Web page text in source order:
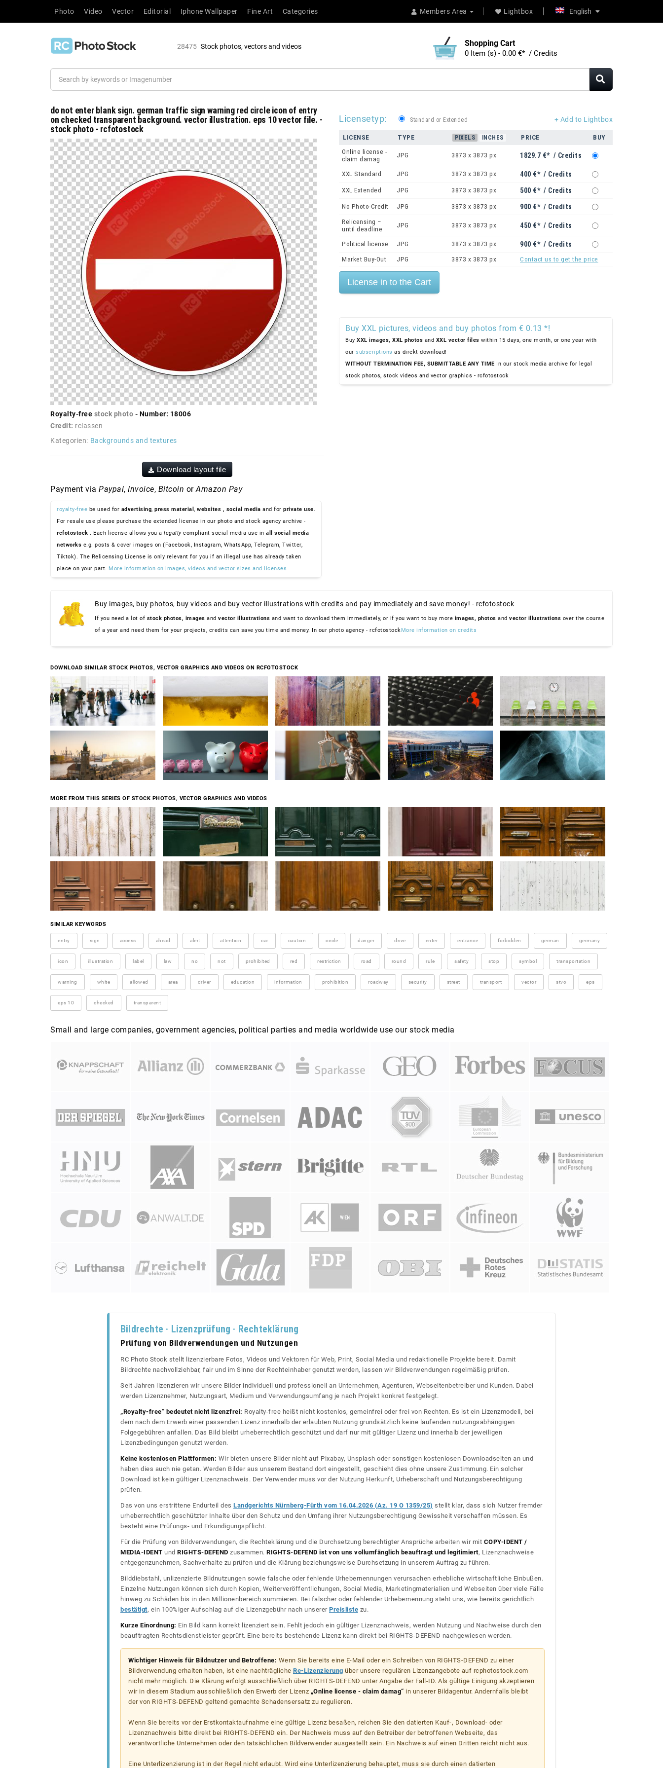
Members Area Lightbox English
Photo Video Vector Editorial Iphone Wallpaper Fine Art Categories
28475 Stock photos, vectors and videos Shopping Cart
0 Item (s) - 0.00 €* / Credits
do not enter blank sign. german traffic sign warning red circle icon of entry
on checked transparent background. vector illustration. eps 10 vector file. -
stock photo - rcfotostock
Royalty-free stock photo - Number: 18006
Credit: rclassen
Kategorien: Backgrounds and textures
Download layout file
Payment via Paypal, Invoice, Bitcoin or Amazon Pay
royalty-free be used for advertising, press material , websites , social media and for private use.
For resale use please purchase the extended license in our photo and stock agency archive -
rcfotostock . Each license allows you a legallycompliant social media use in all social media
networks e.g. posts & cover images on (Facebook, Instagram, WhatsApp, Telegram, Twitter,
Tiktok). The Relicensing License is only relevant for you if an illegal use has already taken
place on your part. More information on images, videos and vector sizes and licenses
+ Add to Lightbox
Licensetyp: Standard or Extended
LICENSE TYPE PIXELS INCHES PRICE
BUY
Online license -
claim damag
JPG 3873 x 3873 px 1829.7 €* / Credits
XXL Standard JPG 3873 x 3873 px 400 €* / Credits
XXL Extended JPG 3873 x 3873 px 500 €* / Credits
No Photo-Credit JPG 3873 x 3873 px 900 €* / Credits
Relicensing –
until deadline
JPG 3873 x 3873 px 450 €* / Credits
Political license JPG 3873 x 3873 px 900 €* / Credits
Market Buy-Out JPG 3873 x 3873 px Contact us to get the price
Buy XXL pictures, videos and buy photos from € 0.13 *!
Buy XXL images, XXL photos and XXL vector files within 15 days, one month, or one year with
our subscriptions as direkt download!
WITHOUT TERMINATION FEE, SUBMITTABLE ANY TIME In our stock media archive for legal
stock photos, stock videos and vector graphics - rcfotostock
Buy images, buy photos, buy videos and buy vector illustrations with credits and pay immediately and save money! - rcfotostock
If you need a lot of stock photos, images and vector illustrations and want to download them immediately, or if you want to buy more images, photos and vector illustrations over the course
of a year and need them for your projects, credits can save you time and money. In our photo agency - rcfotostockMore information on credits
DOWNLOAD SIMILAR STOCK PHOTOS, VECTOR GRAPHICS AND VIDEOS ON RCFOTOSTOCK
MORE FROM THIS SERIES OF STOCK PHOTOS, VECTOR GRAPHICS AND VIDEOS
SIMILAR KEYWORDS
entry sign access ahead alert attention car caution circle danger drive enter entrance forbidden german germany
icon illustration label law no not prohibited red restriction road round rule safety stop symbol transportation
warning white allowed area driver education information prohibition roadway security street transport vector stvo eps
eps 10 checked transparent
Small and large companies, government agencies, political parties and media worldwide use our stock media
Bildrechte · Lizenzprüfung · Rechteklärung
Prüfung von Bildverwendungen und Nutzungen
RC Photo Stock stellt lizenzierbare Fotos, Videos und Vektoren für Web, Print, Social Media und redaktionelle Projekte bereit. Damit
Bildrechte nachvollziehbar, fair und im Sinne der Rechteinhaber genutzt werden, lassen wir Bildverwendungen regelmäßig prüfen.
Seit Jahren lizenzieren wir unsere Bilder individuell und professionell an Unternehmen, Agenturen, Webseitenbetreiber und Kunden. Dabei
werden Lizenznehmer, Nutzungsart, Medium und Verwendungsumfang je nach Projekt konkret festgelegt.
„Royalty-free“ bedeutet nicht lizenzfrei: Royalty-free heißt nicht kostenlos, gemeinfrei oder frei von Rechten. Es ist ein Lizenzmodell, bei
dem nach dem Erwerb einer passenden Lizenz innerhalb der erlaubten Nutzung grundsätzlich keine laufenden nutzungsabhängigen
Folgegebühren anfallen. Das Bild bleibt urheberrechtlich geschützt und darf nur mit gültiger Lizenz und innerhalb der jeweiligen
Lizenzbedingungen genutzt werden.
Keine kostenlosen Plattformen: Wir bieten unsere Bilder nicht auf Pixabay, Unsplash oder sonstigen kostenlosen Downloadseiten an und
haben dies auch nie getan. Werden Bilder aus unserem Bestand dort eingestellt, geschieht dies ohne unsere Zustimmung. Ein solcher
Download ist kein gültiger Lizenznachweis. Der Verwender muss vor der Nutzung Herkunft, Urheberschaft und Nutzungsberechtigung
prüfen.
Das von uns erstrittene Endurteil des Landgerichts Nürnberg-Fürth vom 16.04.2026 (Az. 19 O 1359/25) stellt klar, dass sich Nutzer fremder
urheberrechtlich geschützter Inhalte über den Schutz und den Umfang ihrer Nutzungsberechtigung Gewissheit verschaffen müssen. Es
besteht eine Prüfungs- und Erkundigungspflicht.
Für die Prüfung von Bildverwendungen, die Rechteklärung und die Durchsetzung berechtigter Ansprüche arbeiten wir mit COPY-IDENT /
MEDIA-IDENT und RIGHTS-DEFEND zusammen. RIGHTS-DEFEND ist von uns vollumfänglich beauftragt und legitimiert, Lizenznachweise
entgegenzunehmen, Sachverhalte zu prüfen und die Klärung beziehungsweise Durchsetzung in unserem Auftrag zu führen.
Bilddiebstahl, unlizenzierte Bildnutzungen sowie falsche oder fehlende Urhebernennungen verursachen erhebliche wirtschaftliche Einbußen.
Einzelne Nutzungen können sich durch Kopien, Weiterveröffentlichungen, Social Media, Marketingmaterialien und Webseiten über viele Fälle
hinweg zu Schäden bis in den Millionenbereich summieren. Bei falscher oder fehlender Urhebernennung steht uns, wie bereits gerichtlich
bestätigt, ein 100%iger Aufschlag auf die Lizenzgebühr nach unserer Preisliste zu.
Kurze Einordnung: Ein Bild kann korrekt lizenziert sein. Fehlt jedoch ein gültiger Lizenznachweis, werden Nutzung und Nachweise durch den
beauftragten Rechtsdienstleister geprüft. Eine bereits bestehende Lizenz kann direkt bei RIGHTS-DEFEND nachgewiesen werden.
Wichtiger Hinweis für Bildnutzer und Betroffene: Wenn Sie bereits eine E-Mail oder ein Schreiben von RIGHTS-DEFEND zu einer
Bildverwendung erhalten haben, ist eine nachträgliche Re-Lizenzierung über unsere regulären Lizenzangebote auf rcphotostock.com
nicht mehr möglich. Die Klärung erfolgt ausschließlich über RIGHTS-DEFEND unter Angabe der Fall-ID. Als gültige Einigung akzeptieren
wir in diesem Stadium ausschließlich den Erwerb der Lizenz „Online license - claim damag“ in unserer Bildagentur. Andernfalls bleibt
der von RIGHTS-DEFEND geltend gemachte Schadensersatz zu regulieren.
Wenn Sie bereits vor der Erstkontaktaufnahme eine gültige Lizenz besaßen, reichen Sie den datierten Kauf-, Download- oder
Lizenznachweis bitte direkt bei RIGHTS-DEFEND ein. Der Nachweis muss auf den Betreiber der betroffenen Webseite, das
verantwortliche Unternehmen oder den tatsächlichen Bildverwender ausgestellt sein. Ein Nachweis auf einen Dritten reicht nicht aus.
Eine Unterlizenzierung ist in der Regel nicht erlaubt. Wird eine Unterlizenzierung behauptet, muss sie durch einen datierten